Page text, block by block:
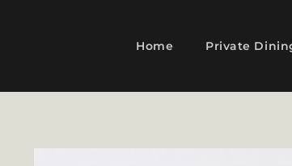
Home Private